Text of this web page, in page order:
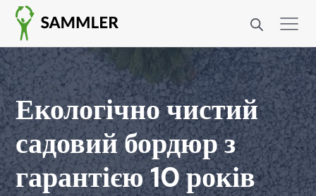
Екологічно чистий
садовий бордюр з
гарантією 10 років